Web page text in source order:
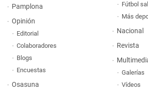
Pamplona
Opinión
Editorial
Colaboradores
Blogs
Encuestas
Osasuna
Fútbol
Más
Nacional
Revista
Galerías
Vídeos